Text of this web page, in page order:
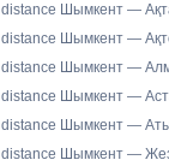
distance Шымкент —
distance Шымкент —
distance Шымкент —
distance Шымкент —
distance Шымкент —
distance Шымкент —